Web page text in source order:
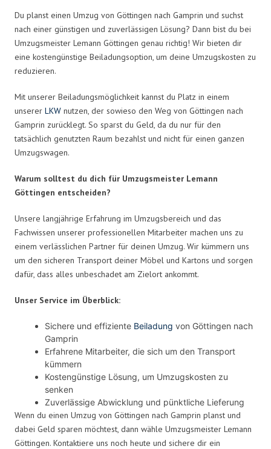
Du planst einen Umzug von Göttingen nach Gamprin und suchst
nach einer günstigen und zuverlässigen Lösung? Dann bist du bei
Umzugsmeister Lemann Göttingen genau richtig! Wir bieten dir
eine kostengünstige Beiladungsoption, um deine Umzugskosten zu
reduzieren.
Mit unserer Beiladungsmöglichkeit kannst du Platz in einem
unserer LKW nutzen, der sowieso den Weg von Göttingen nach
Gamprin zurücklegt. So sparst du Geld, da du nur für den
tatsächlich genutzten Raum bezahlst und nicht für einen ganzen
Umzugswagen.
Warum solltest du dich für Umzugsmeister Lemann
Göttingen entscheiden?
Unsere langjährige Erfahrung im Umzugsbereich und das
Fachwissen unserer professionellen Mitarbeiter machen uns zu
einem verlässlichen Partner für deinen Umzug. Wir kümmern uns
um den sicheren Transport deiner Möbel und Kartons und sorgen
dafür, dass alles unbeschadet am Zielort ankommt.
Unser Service im Überblick:
Sichere und effiziente Beiladung von Göttingen nach
Gamprin
Erfahrene Mitarbeiter, die sich um den Transport
kümmern
Kostengünstige Lösung, um Umzugskosten zu
senken
Zuverlässige Abwicklung und pünktliche Lieferung
Wenn du einen Umzug von Göttingen nach Gamprin planst und
dabei Geld sparen möchtest, dann wähle Umzugsmeister Lemann
Göttingen. Kontaktiere uns noch heute und sichere dir ein